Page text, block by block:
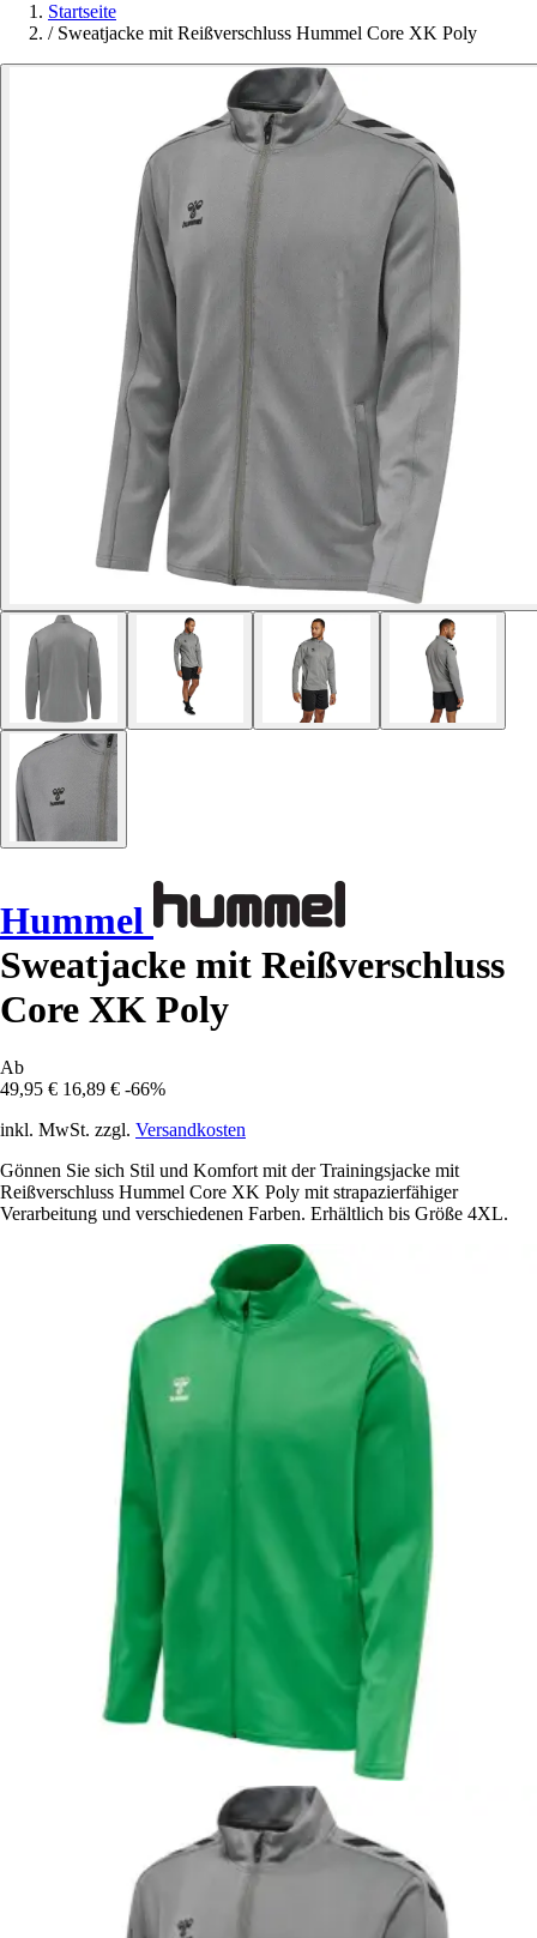
Startseite
/ Sweatjacke mit Reißverschluss Hummel Core XK Poly
Hummel
Sweatjacke mit Reißverschluss
Core XK Poly
Ab
49,95 € 16,89 € -66%
inkl. MwSt. zzgl. Versandkosten
Gönnen Sie sich Stil und Komfort mit der Trainingsjacke mit
Reißverschluss Hummel Core XK Poly mit strapazierfähiger
Verarbeitung und verschiedenen Farben. Erhältlich bis Größe 4XL.